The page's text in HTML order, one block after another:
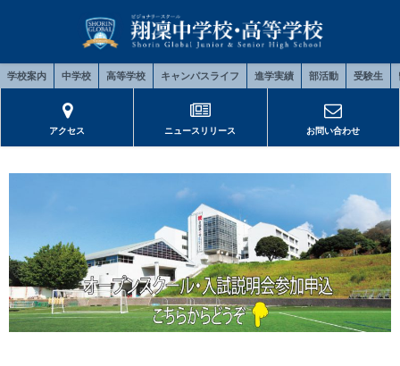
学校案内 中学校 高等学校 キャンパスライフ 進学実績 部活動 受験生
アクセス ニュースリリース お問い合わせ